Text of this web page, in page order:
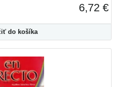
ELExprés
6,72 €
do košíka